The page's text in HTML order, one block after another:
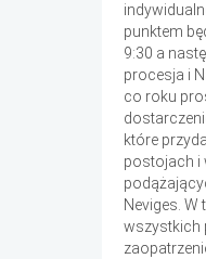
punktem
9:30 a
procesja i
co roku
które
postojach i
Neviges.
wszystkich